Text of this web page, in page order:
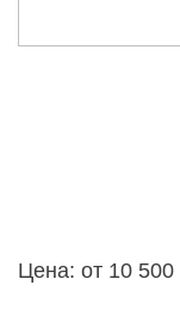
Цена: от 10 500